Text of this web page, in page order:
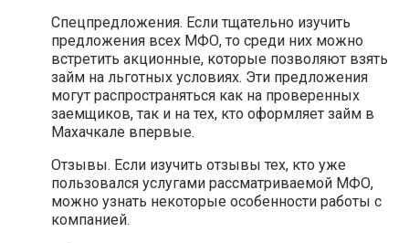
Спецпредложения. Если тщательно изучить
предложения всех МФО, то среди них можно
встретить акционные, которые позволяют взять
займ на льготных условиях. Эти предложения
могут распространяться как на проверенных
заемщиков, так и на тех, кто оформляет займ в
Махачкале впервые.
Отзывы. Если изучить отзывы тех, кто уже
пользовался услугами рассматриваемой МФО,
можно узнать некоторые особенности работы с
компанией.